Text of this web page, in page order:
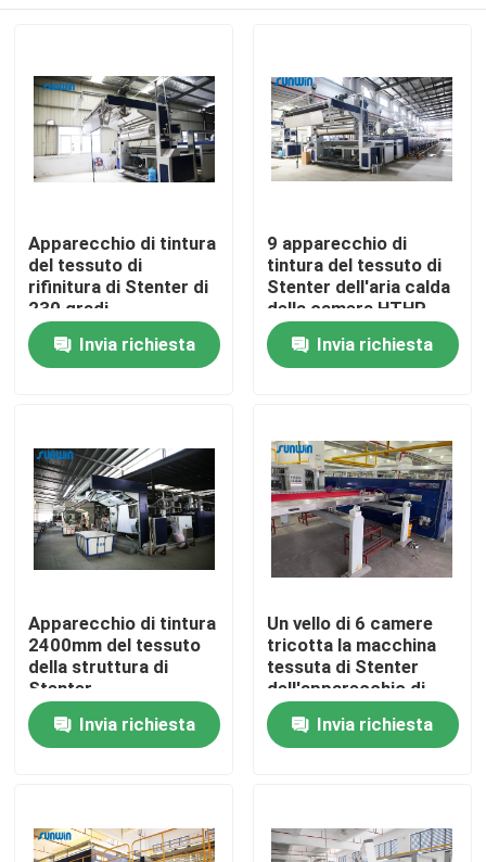
Chi siamo
Contatti
macchina dello stenter del tessuto
Macchina di Stenter dell'aria calda
Macchina di Stenter del tessuto
Asciugatrice del tessuto
Rifinitrice del tessuto
Apparecchio di tintura
del tessuto di
rifinitura di Stenter di
230 gradi
Invia richiesta
9 apparecchio di
tintura del tessuto di
Stenter dell'aria calda
della camera HTHP
Invia richiesta
Apparecchio di tintura
2400mm del tessuto
della struttura di
Stenter
Invia richiesta
Un vello di 6 camere
tricotta la macchina
tessuta di Stenter
dell'apparecchio di
tintura del tessuto di
tessutoInvia richiesta